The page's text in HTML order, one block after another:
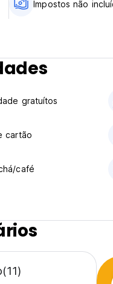
72h antes da
disponível.
original language)
Impostos não
gratuítos
cartão
café
(11)